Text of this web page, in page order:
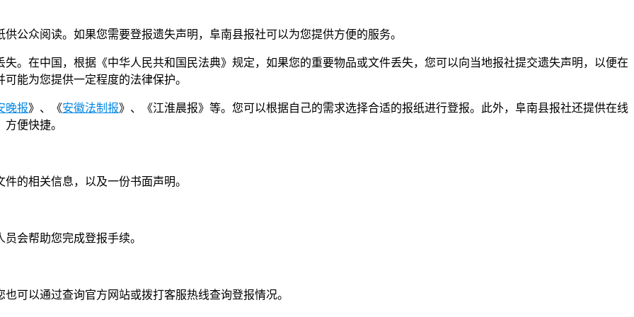
公众阅读。如果您需要登报遗失声明，阜南县报社可以为您提供方便的服务。
。在中国，根据《中华人民共和国民法典》规定，如果您的重要物品或文件丢失，您可以向当地报社提交遗失声明，以便在
能为您提供一定程度的法律保护。
晚报》、《安徽法制报》、《江淮晨报》等。您可以根据自己的需求选择合适的报纸进行登报。此外，阜南县报社还提供在线
便快捷。
的相关信息，以及一份书面声明。
会帮助您完成登报手续。
可以通过查询官方网站或拨打客服热线查询登报情况。